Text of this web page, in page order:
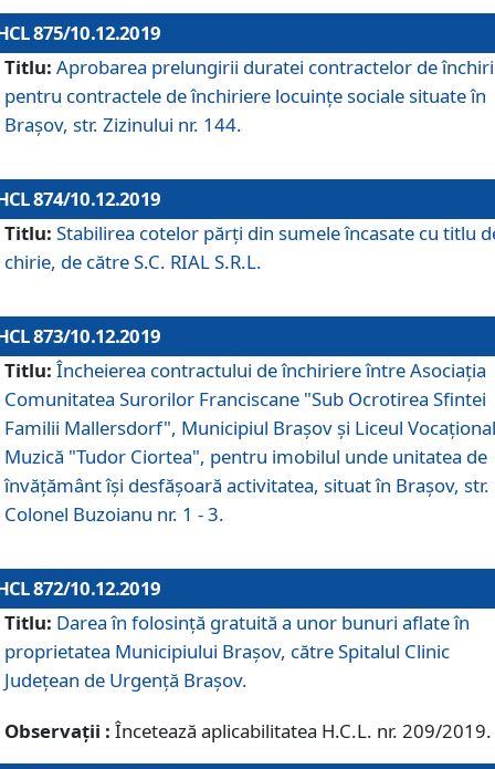
875/10.12.2019
Titlu: Aprobarea prelungirii duratei contractelor de
pentru contractele de închiriere locuinţe sociale situate în
Braşov, str. Zizinului nr. 144.
874/10.12.2019
Titlu: Stabilirea cotelor părți din sumele încasate cu titlu
chirie, de către S.C. RIAL S.R.L.
873/10.12.2019
Titlu: Încheierea contractului de închiriere între Asociația
Comunitatea Surorilor Franciscane "Sub Ocrotirea Sfintei
Familii Mallersdorf", Municipiul Braşov şi Liceul
Muzică "Tudor Ciortea", pentru imobilul unde unitatea de
învățământ îşi desfăşoară activitatea, situat în Braşov, str.
Colonel Buzoianu nr. 1 - 3.
872/10.12.2019
Titlu: Darea în folosinţă gratuită a unor bunuri aflate în
proprietatea Municipiului Braşov, către Spitalul Clinic
Judeţean de Urgenţă Braşov.
Observații : Încetează aplicabilitatea H.C.L. nr. 209/2019.